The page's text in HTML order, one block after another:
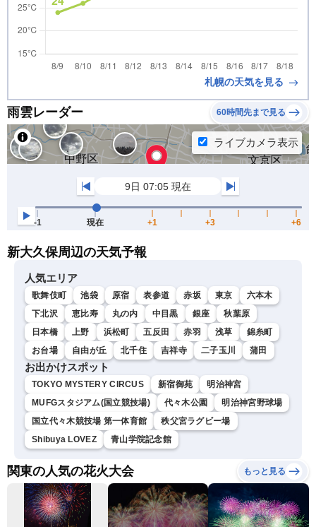
札幌の天気を見る
雨雲レーダー 60時間先まで見る
新大久保周辺の天気予報
人気エリア
歌舞伎町 池袋 原宿 表参道 赤坂 東京
六本木
下北沢
恵比寿 丸の内 中目黒 銀座
秋葉原
日本橋
上野 浜松町 五反田 赤羽 浅草
錦糸町
お台場
自由が丘 北千住 吉祥寺 二子玉川 蒲田
お出かけスポット
TOKYO MYSTERY CIRCUS 新宿御苑
明治神宮
MUFGスタジアム(国立競技場)
代々木公園
明治神宮野球場
国立代々木競技場 第一体育館
秩父宮ラグビー場
Shibuya LOVEZ
青山学院記念館
関東の人気の花火大会 もっと見る